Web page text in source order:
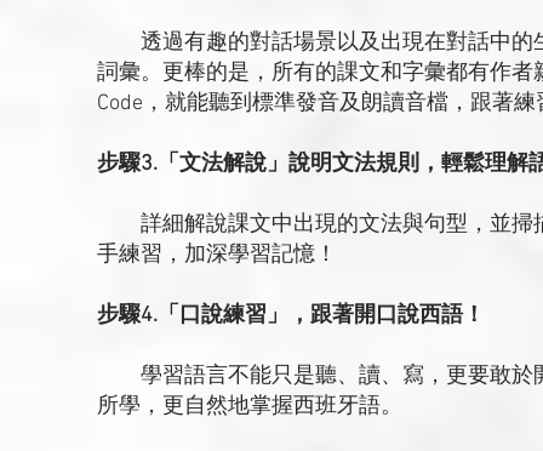
透過有趣的對話場景以及出現在對話中的
詞彙。更棒的是，所有的課文和字彙都有作
Code，就能聽到標準發音及朗讀音檔，跟著
步驟3.「文法解說」說明文法規則，輕鬆理解
詳細解說課文中出現的文法與句型，並掃
手練習，加深學習記憶！
步驟4.「口說練習」，跟著開口說西語！
學習語言不能只是聽、讀、寫，更要敢於
所學，更自然地掌握西班牙語。